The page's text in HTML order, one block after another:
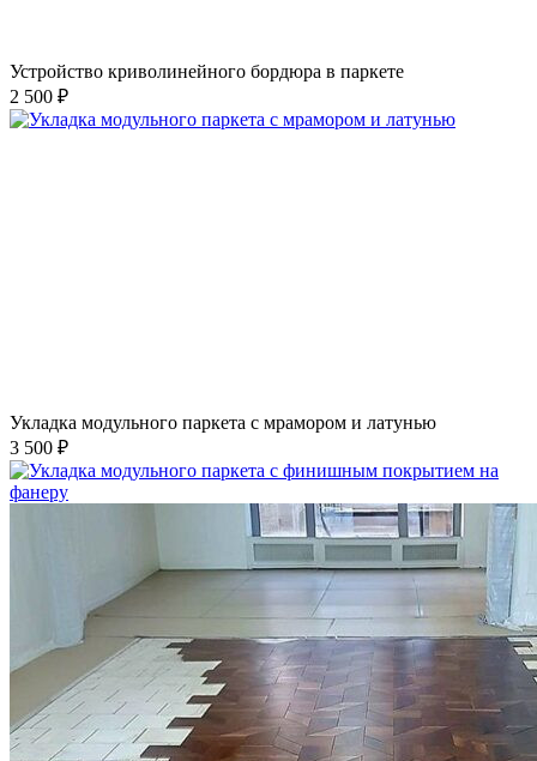
Устройство криволинейного бордюра в паркете
2 500 ₽
Укладка модульного паркета с мрамором и латунью
3 500 ₽